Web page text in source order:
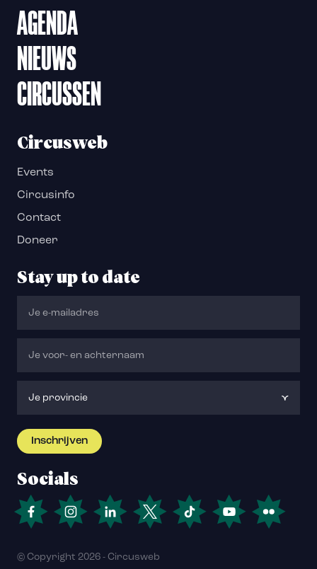
AGENDA
NIEUWS
CIRCUSSEN
Circusweb
Events
Circusinfo
Contact
Doneer
Stay up to date
Socials
© Copyright 2026 - Circusweb